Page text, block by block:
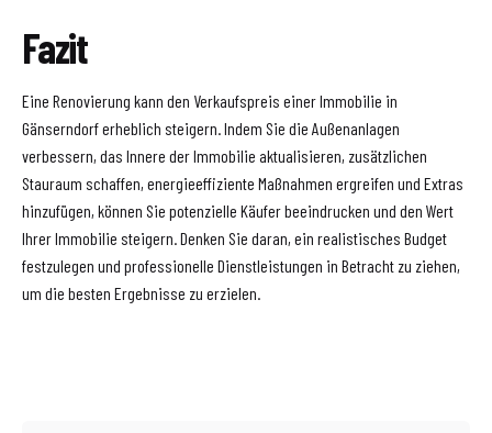
Fazit
Eine Renovierung kann den Verkaufspreis einer Immobilie in
Gänserndorf erheblich steigern. Indem Sie die Außenanlagen
verbessern, das Innere der Immobilie aktualisieren, zusätzlichen
Stauraum schaffen, energieeffiziente Maßnahmen ergreifen und Extras
hinzufügen, können Sie potenzielle Käufer beeindrucken und den Wert
Ihrer Immobilie steigern. Denken Sie daran, ein realistisches Budget
festzulegen und professionelle Dienstleistungen in Betracht zu ziehen,
um die besten Ergebnisse zu erzielen.